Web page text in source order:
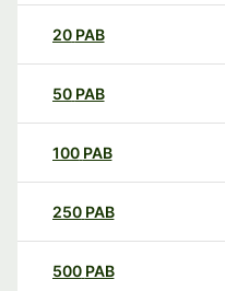
20 PAB
50 PAB
100 PAB
250 PAB
500 PAB